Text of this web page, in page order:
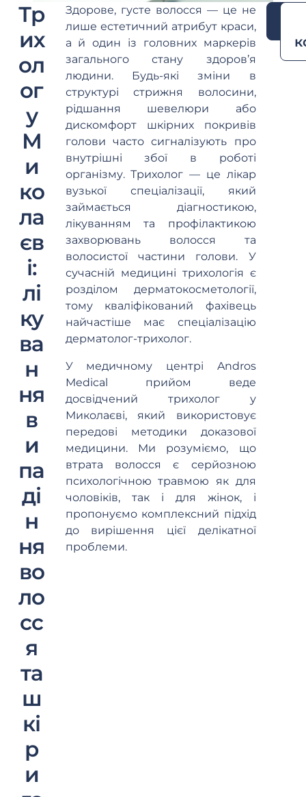
Тр
их
ол
ог
у
М
и
ко
ла
єв
і:
лі
ку
ва
н
ня
в
и
па
ді
н
ня
во
ло
сс
я
та
ш
кі
р
и
Здорове, густе волосся — це не
лише естетичний атрибут краси,
а й один із головних маркерів
загального стану здоров’я
людини. Будь-які зміни в
структурі стрижня волосини,
рідшання шевелюри або
дискомфорт шкірних покривів
голови часто сигналізують про
внутрішні збої в роботі
організму. Трихолог — це лікар
вузької спеціалізації, який
займається діагностикою,
лікуванням та профілактикою
захворювань волосся та
волосистої частини голови. У
сучасній медицині трихологія є
розділом дерматокосметології,
тому кваліфікований фахівець
найчастіше має спеціалізацію
дерматолог-трихолог.
У медичному центрі Andros
Medical прийом веде
досвідчений трихолог у
Миколаєві, який використовує
передові методики доказової
медицини. Ми розуміємо, що
втрата волосся є серйозною
психологічною травмою як для
чоловіків, так і для жінок, і
пропонуємо комплексний підхід
до вирішення цієї делікатної
проблеми.